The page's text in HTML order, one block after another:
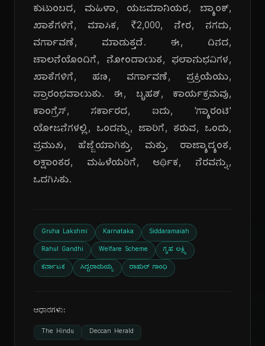
ಕುಟುಂಬದ, ಮಹಿಳಾ, ಯಜಮಾನಿಯರ, ಬ್ಯಾಂಕ್,
ಖಾತೆಗಳಿಗೆ, ಮಾಸಿಕ, ₹2,000, ನೇರ, ನಗದು,
ವರ್ಗಾವಣೆ, ಮಾಡುತ್ತದೆ. ಈ, ದಿನದ,
ಚಾಲನೆಯೊಂದಿಗೆ, ನೋಂದಾಯಿತ, ಫಲಾನುಭವಿಗಳ,
ಖಾತೆಗಳಿಗೆ, ಹಣ, ವರ್ಗಾವಣೆ, ಪ್ರಕ್ರಿಯೆಯು,
ಪ್ರಾರಂಭವಾಯಿತು. ಈ, ಬೃಹತ್, ಕಾರ್ಯಕ್ರಮವು,
ಕಾಂಗ್ರೆಸ್, ಸರ್ಕಾರದ, ಐದು, 'ಗ್ಯಾರಂಟಿ'
ಯೋಜನೆಗಳಲ್ಲಿ, ಒಂದನ್ನು, ಜಾರಿಗೆ, ತರುವ, ಒಂದು,
ಪ್ರಮುಖ, ಹೆಜ್ಜೆಯಾಗಿತ್ತು, ಮತ್ತು, ರಾಜ್ಯಾದ್ಯಂತ,
ಲಕ್ಷಾಂತರ, ಮಹಿಳೆಯರಿಗೆ, ಆರ್ಥಿಕ, ನೆರವನ್ನು,
ಒದಗಿಸಿತು.
Gruha Lakshmi Karnataka Siddaramaiah
Rahul Gandhi Welfare Scheme ಗೃಹ ಲಕ್ಷ್ಮಿ
ಕರ್ನಾಟಕ ಸಿದ್ದರಾಮಯ್ಯ ರಾಹುಲ್ ಗಾಂಧಿ
ಆಧಾರಗಳು:
The Hindu Deccan Herald